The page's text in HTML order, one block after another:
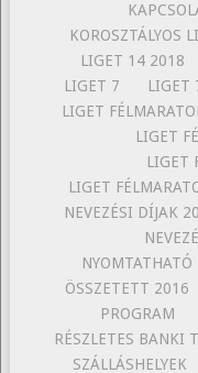
KOROSZTÁLYOS
LIGET 14 2018
LIGET 7
LIGET
LIGET
LIGET
LIGET
LIGET
NEVEZÉSI DÍJAK
ÖSSZETETT 2016
PROGRAM
RÉSZLETES BANKI
SZÁLLÁSHELYEK